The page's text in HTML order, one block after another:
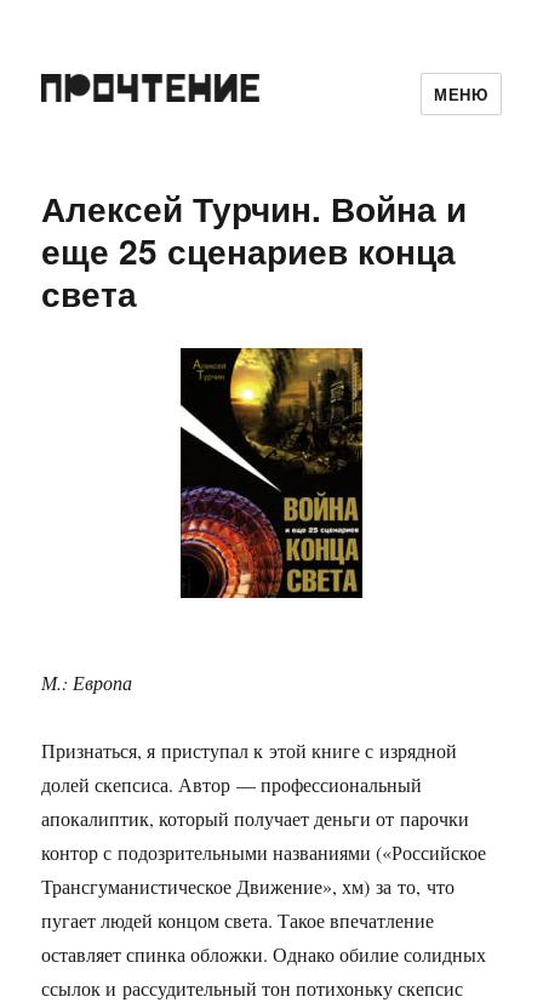
МЕНЮ
Алексей Турчин. Война и
еще 25 сценариев конца
света
М.: Европа
Признаться, я приступал к этой книге с изрядной
долей скепсиса. Автор — профессиональный
апокалиптик, который получает деньги от парочки
контор с подозрительными названиями («Российское
Трансгуманистическое Движение», хм) за то, что
пугает людей концом света. Такое впечатление
оставляет спинка обложки. Однако обилие солидных
ссылок и рассудительный тон потихоньку скепсис